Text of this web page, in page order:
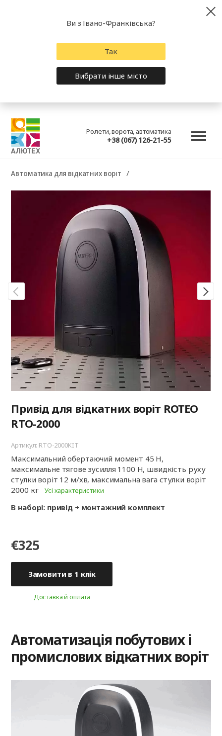
Ролети, ворота, автоматика
+38 (067) 126-21-55
Автоматика для відкатних воріт
Привід для відкатних воріт ROTEO
RTO-2000
Артикул: RTO-2000KIT
Максимальний обертаючий момент 45 Н,
максимальне тягове зусилля 1100 Н, швидкість руху
стулки воріт 12 м/хв, максимальна вага стулки воріт
2000 кг
Усі характеристики
В наборі: привід + монтажний комплект
€325
Замовити в 1 клік
Доставка й оплата
Автоматизація побутових і
промислових відкатних воріт
Ви з Івано-Франківська?
Так
Вибрати інше місто